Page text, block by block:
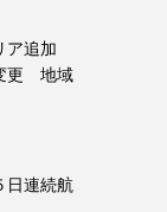
ア追加
更 地域
連続航